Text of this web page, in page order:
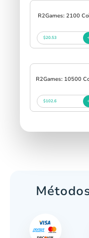
R2Games: 2100
$20.53
R2Games: 10500
$102.6